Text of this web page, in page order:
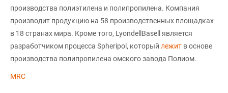
производства полиэтилена и полипропилена. Компания
производит продукцию на 58 производственных площадках
в 18 странах мира. Кроме того, LyondellBasell является
разработчиком процесса Spheripol, который лежит в основе
производства полипропилена омского завода Полиом.
MRC